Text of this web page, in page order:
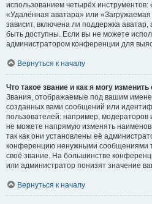
использованием четырёх инструментов:
«Удалённая аватара» или
зависит, включена ли поддержка аватар,
быть доступны. Если вы не можете
администратором конференции для
Вернуться к началу
Что такое звание и как я могу изменить
Звания, отображаемые под вашим
созданных вами сообщений или
пользователей: например,
не можете напрямую изменять
так как они установлены её
конференцию ненужными сообщениями
своё звание. На большинстве
или администратор понизят значение
Вернуться к началу